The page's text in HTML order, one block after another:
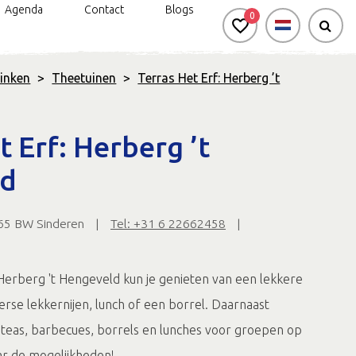
& Onbeperkt genieten
Veel van Vroeger
Negen uitgelichte
Routes in de
Achterhoek app
Agenda Contact Blogs 0
> Theetuinen >
Terras Het Erf: Herberg ’t
Erf: Herberg ’t
BW Sinderen | Tel: +31 6 22662458
|
't Hengeveld kun je genieten van een lekkere
lekkernijen, lunch of een borrel. Daarnaast
barbecues, borrels en lunches voor groepen op